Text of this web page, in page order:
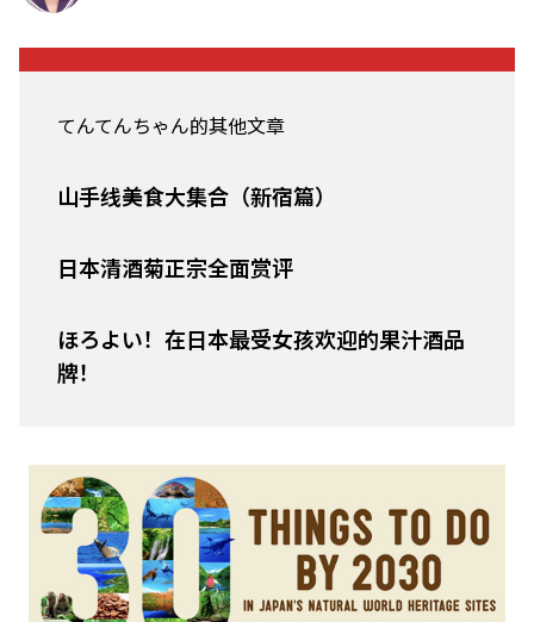
てんてんちゃん的其他文章
山手线美食大集合（新宿篇）
日本清酒菊正宗全面赏评
ほろよい！在日本最受女孩欢迎的果汁酒品
牌！